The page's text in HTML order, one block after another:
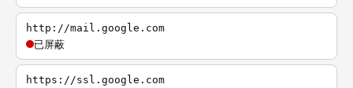
http://mail.google.com
已屏蔽
https://ssl.google.com